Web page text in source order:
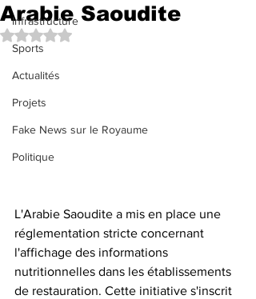
Infrastructure
Sports
Actualités
Projets
Fake News sur le Royaume
Politique
Arabie Saoudite
Noté NaN étoiles sur 5.
L'Arabie Saoudite a mis en place une
réglementation stricte concernant
l'affichage des informations
nutritionnelles dans les établissements
de restauration. Cette initiative s'inscrit